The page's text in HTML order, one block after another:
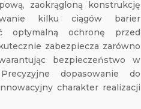
zaokrągloną konstrukcję
kilku ciągów barier
optymalną ochronę przed
zabezpiecza zarówno
bezpieczeństwo w
dopasowanie do
charakter realizacji